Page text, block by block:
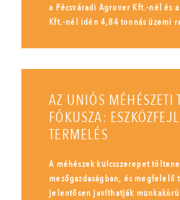
a Pécsváradi Agrover Kft.-nél és
Kft.-nél idén 4,84 tonnás üzemi
AZ UNIÓS MÉHÉSZETI
FÓKUSZA:
TERMELÉS
A méhészek kulcsszerepet
mezőgazdaságban, és megfelelő
jelentősen javíthatják